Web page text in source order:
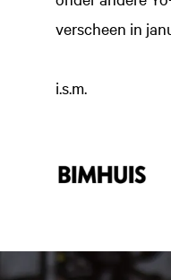
verscheen in
i.s.m.